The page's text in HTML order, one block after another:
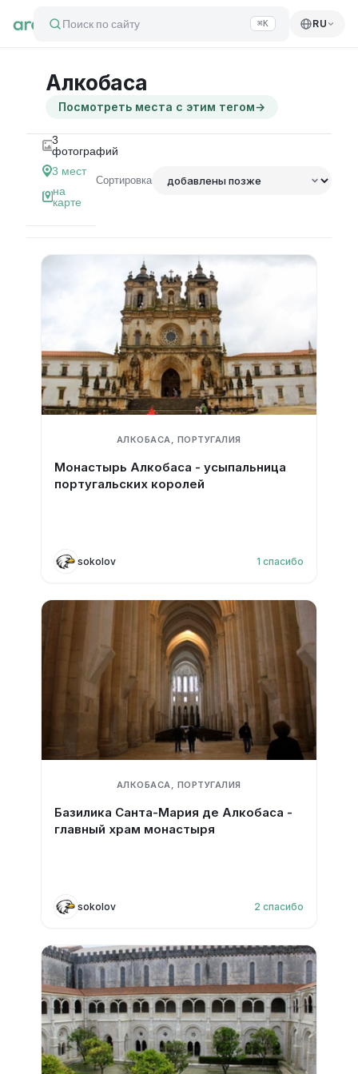
Поиск по сайту ⌘K RU
Алкобаса
Посмотреть места с этим тегом→
3
фотографий
3 мест
на
карте
Сортировка
АЛКОБАСА, ПОРТУГАЛИЯ
Монастырь Алкобаса - усыпальница
португальских королей
sokolov 1 спасибо
АЛКОБАСА, ПОРТУГАЛИЯ
Базилика Санта-Мария де Алкобаса -
главный храм монастыря
sokolov 2 спасибо